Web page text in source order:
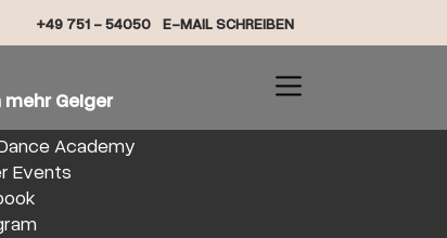
+49 751 - 54050 E-MAIL SCHREIBEN
mehr Geiger
Dance Academy
Events